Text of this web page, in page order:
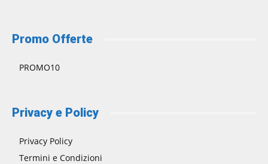
Promo Offerte
PROMO10
Privacy e Policy
Privacy Policy
Termini e Condizioni